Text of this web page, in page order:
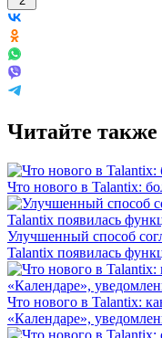
Читайте также
Что нового в Talantix:
Улучшенный способ
Talantix появилась
Что нового в Talantix:
«Календаре»,